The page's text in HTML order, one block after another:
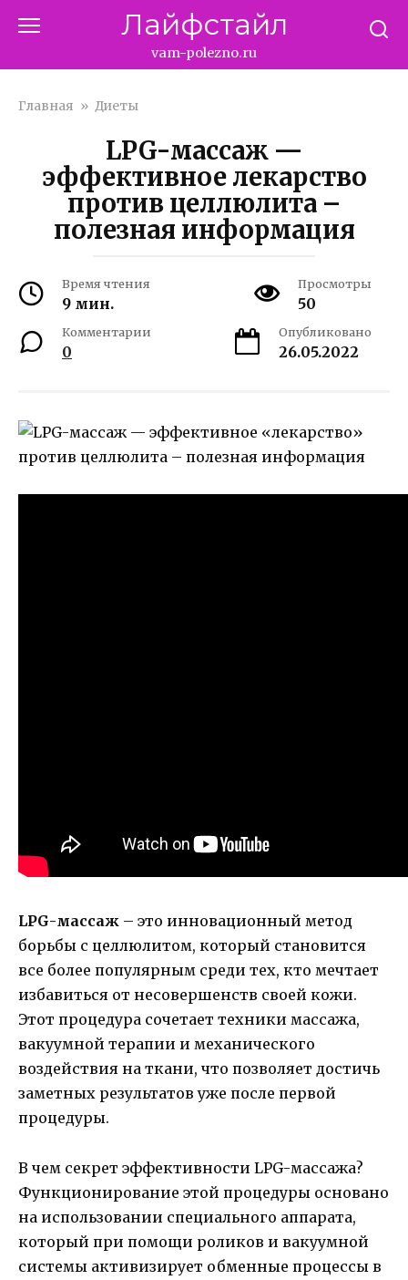
Лайфстайл
vam-polezno.ru
Главная » Диеты
LPG-массаж —
эффективное лекарство
против целлюлита –
полезная информация
Время чтения
9 мин.
Просмотры
50
Комментарии
0
Опубликовано
26.05.2022
LPG-массаж – это инновационный метод
борьбы с целлюлитом, который становится
все более популярным среди тех, кто мечтает
избавиться от несовершенств своей кожи.
Этот процедура сочетает техники массажа,
вакуумной терапии и механического
воздействия на ткани, что позволяет достичь
заметных результатов уже после первой
процедуры.
В чем секрет эффективности LPG-массажа?
Функционирование этой процедуры основано
на использовании специального аппарата,
который при помощи роликов и вакуумной
системы активизирует обменные процессы в